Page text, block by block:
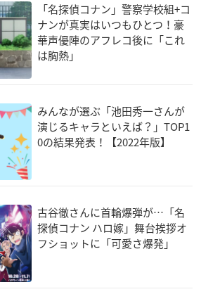
劇場版 「BLEACH」
地獄篇
朱蓮
劇場版 機動戦士ガン
ダム00 -A wakening
of the Trailblazer-
パプリカ
アムロ・レイ
「名探偵コナン」警察学校組+コ
ナンが真実はいつもひとつ！豪
華声優陣のアフレコ後に「これ
は胸熱」
みんなが選ぶ「池田秀一さんが
演じるキャラといえば？」TOP1
0の結果発表！【2022年版】
古谷徹さんに首輪爆弾が…「名
探偵コナン ハロ嫁」舞台挨拶オ
フショットに「可愛さ爆発」